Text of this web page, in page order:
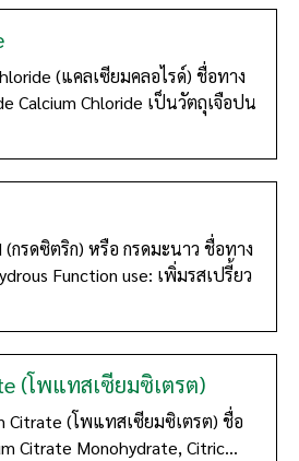
(แคลเซียมคลอไรด์) ชื่อทาง
Calcium Chloride เป็นวัตถุเจือปน
กรดซิตริก) หรือ กรดมะนาว ชื่อทาง
Function use: เพิ่มรสเปรี้ยว
(โพแทสเซียมซิเตรต)
Citrate (โพแทสเซียมซิเตรต) ชื่อ
Citrate Monohydrate, Citric...